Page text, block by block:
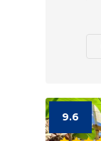
9.6